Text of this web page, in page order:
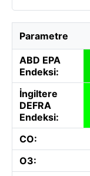
Parametre
ABD EPA
Endeksi:
İngiltere
DEFRA
Endeksi:
CO:
O3: